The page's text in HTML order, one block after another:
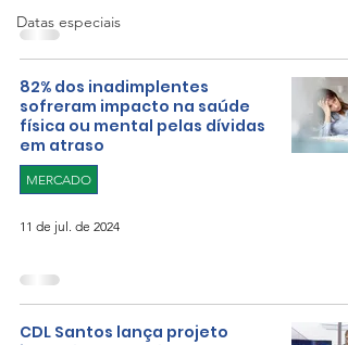
Datas especiais
82% dos inadimplentes
sofreram impacto na saúde
física ou mental pelas dívidas
em atraso
MERCADO
11 de jul. de 2024
CDL Santos lança projeto